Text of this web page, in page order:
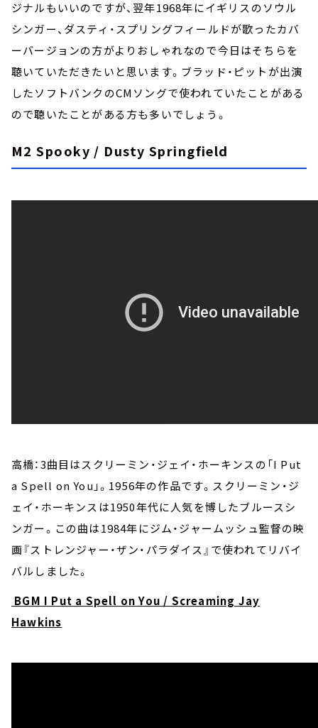
ジナルもいいのですが、翌年1968年にイギリスのソウル
シンガー、ダスティ・スプリングフィールドが歌ったカバ
ーバージョンの方がよりおしゃれなので今日はそちらを
聴いていただきたいと思います。ブラッド・ピットが出演
したソフトバンクのCMソングで使われていたことがある
ので聴いたことがある方も多いでしょう。
M2 Spooky / Dusty Springfield
高橋：3曲目はスクリーミン・ジェイ・ホーキンスの「I Put
a Spell on You」。1956年の作品です。スクリーミン・ジ
ェイ・ホーキンスは1950年代に人気を博したブルースシ
ンガー。この曲は1984年にジム・ジャームッシュ監督の映
画『ストレンジャー・ザン・パラダイス』で使われてリバイ
バルしました。
BGM I Put a Spell on You / Screaming Jay
Hawkins